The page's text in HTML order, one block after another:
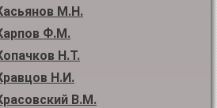
М.Н.
Ф.М.
Н.Т.
Н.И.
В.М.